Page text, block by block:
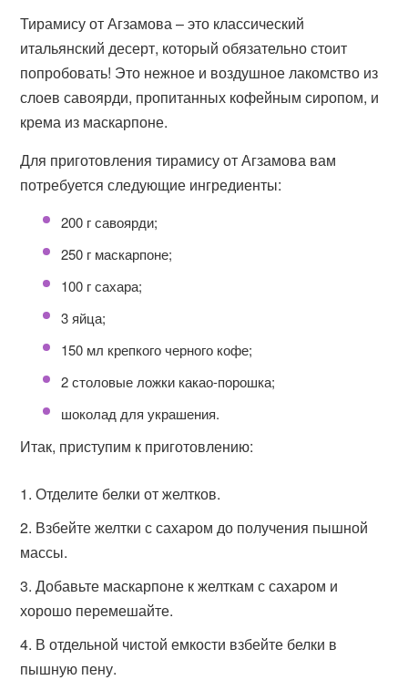
Тирамису от Агзамова – это классический
итальянский десерт, который обязательно стоит
попробовать! Это нежное и воздушное лакомство из
слоев савоярди, пропитанных кофейным сиропом, и
крема из маскарпоне.
Для приготовления тирамису от Агзамова вам
потребуется следующие ингредиенты:
200 г савоярди;
250 г маскарпоне;
100 г сахара;
3 яйца;
150 мл крепкого черного кофе;
2 столовые ложки какао-порошка;
шоколад для украшения.
Итак, приступим к приготовлению:
Отделите белки от желтков.
Взбейте желтки с сахаром до получения пышной
массы.
Добавьте маскарпоне к желткам с сахаром и
хорошо перемешайте.
В отдельной чистой емкости взбейте белки в
пышную пену.